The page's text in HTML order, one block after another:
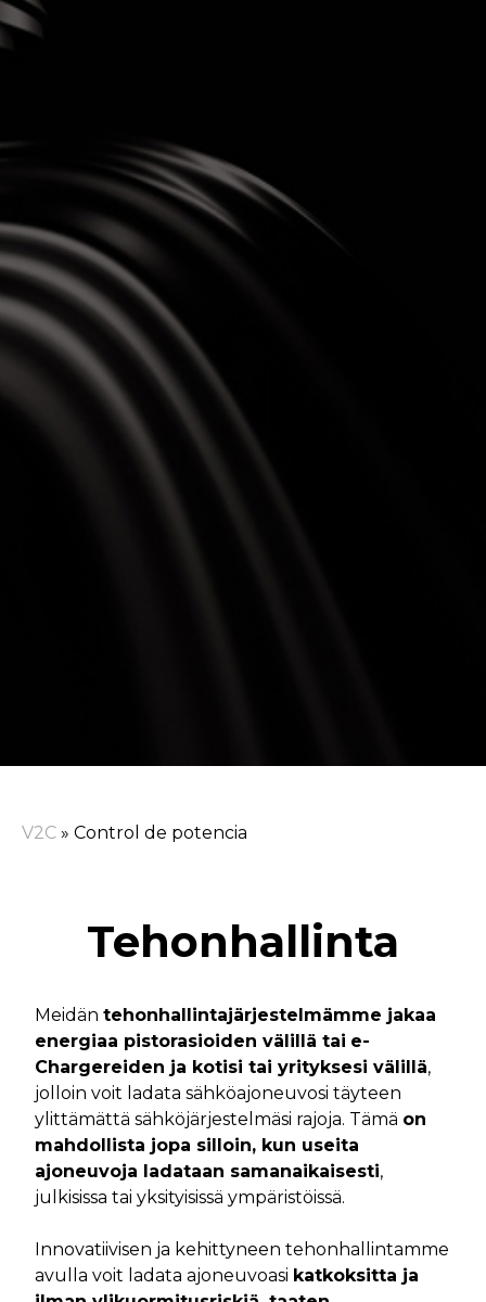
V2C » Control de potencia
Tehonhallinta
Meidän tehonhallintajärjestelmämme jakaa
energiaa pistorasioiden välillä tai e-
Chargereiden ja kotisi tai yrityksesi välillä,
jolloin voit ladata sähköajoneuvosi täyteen
ylittämättä sähköjärjestelmäsi rajoja. Tämä on
mahdollista jopa silloin, kun useita
ajoneuvoja ladataan samanaikaisesti,
julkisissa tai yksityisissä ympäristöissä.
Innovatiivisen ja kehittyneen tehonhallintamme
avulla voit ladata ajoneuvoasi katkoksitta ja